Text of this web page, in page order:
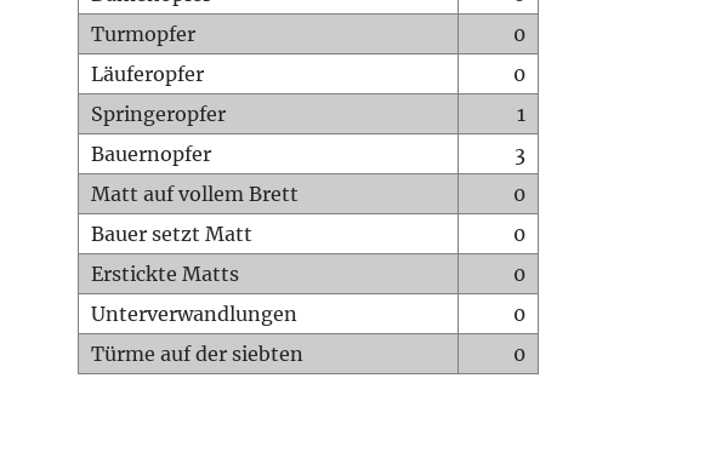
Turmopfer
0
Läuferopfer
0
Springeropfer
1
Bauernopfer
3
Matt auf vollem Brett
0
Bauer setzt Matt
0
Erstickte Matts
0
Unterverwandlungen
0
Türme auf der siebten
0